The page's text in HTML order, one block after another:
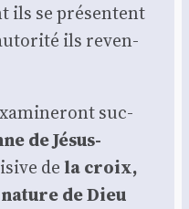
ils se pré­sentent
ils reven­
suc­
de Jésus-
de la croix,
nature de Dieu